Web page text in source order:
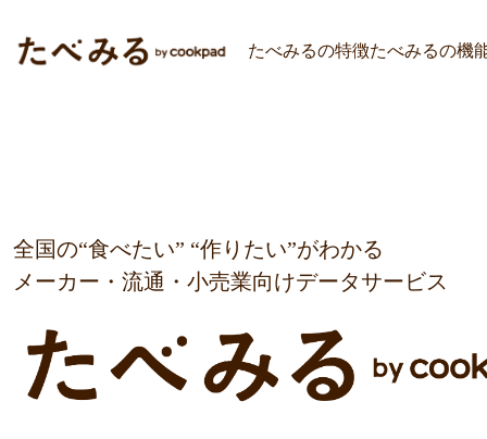
たべみるの特徴たべみるの機
全国の“食べたい” “作りたい”がわかる
メーカー・流通・小売業向けデータサービス